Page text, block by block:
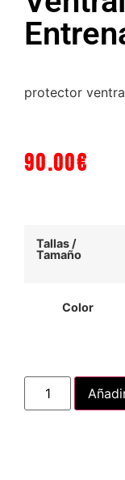
protector
90.00€
Tallas /
Tamaño
Color